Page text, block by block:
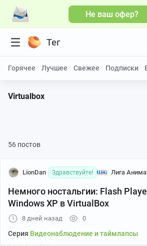
Не ваш офер?
Тег
Горячее Лучшее Свежее Подписки
Virtualbox
56 постов
LionDan Здравствуйте! Лига
Немного ностальгии: Flash
Windows XP в VirtualBox
8 дней назад 0
Серия Видеонаблюдение и таймлапсы